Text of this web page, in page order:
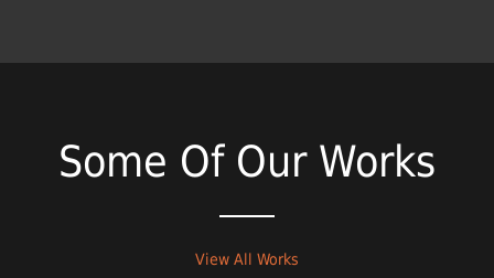
Some Of Our Works
View All Works